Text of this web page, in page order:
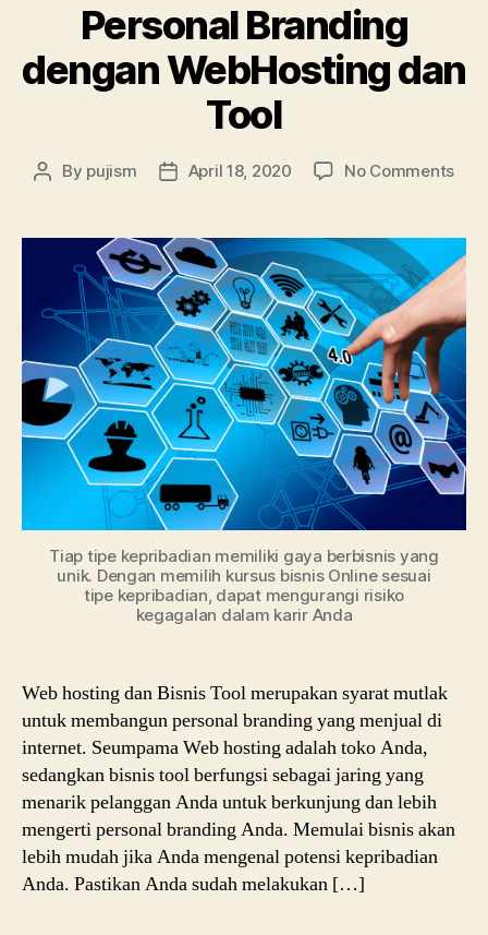
Personal Branding
dengan WebHosting dan
Tool
Post
By pujism
PostApril 18, 2020 No Commentson
Tool
Tiap tipe kepribadian memiliki gaya berbisnis yang
unik. Dengan memilih kursus bisnis Online sesuai
tipe kepribadian, dapat mengurangi risiko
kegagalan dalam karir Anda
Web hosting dan Bisnis Tool merupakan syarat mutlak
untuk membangun personal branding yang menjual di
internet. Seumpama Web hosting adalah toko Anda,
sedangkan bisnis tool berfungsi sebagai jaring yang
menarik pelanggan Anda untuk berkunjung dan lebih
mengerti personal branding Anda. Memulai bisnis akan
lebih mudah jika Anda mengenal potensi kepribadian
Anda. Pastikan Anda sudah melakukan […]